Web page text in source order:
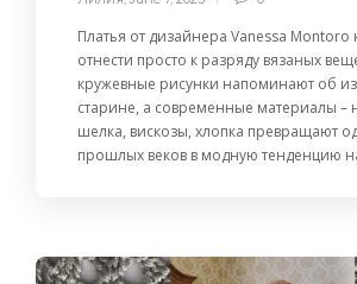
Платья от дизайнера Vanessa
отнести просто к разряду вязаных
кружевные рисунки напоминают об
старине, а современные материалы –
шелка, вискозы, хлопка превращают
прошлых веков в модную тенденцию